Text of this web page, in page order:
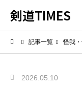
剣道TIMES
記事一覧 怪我
2026.05.10